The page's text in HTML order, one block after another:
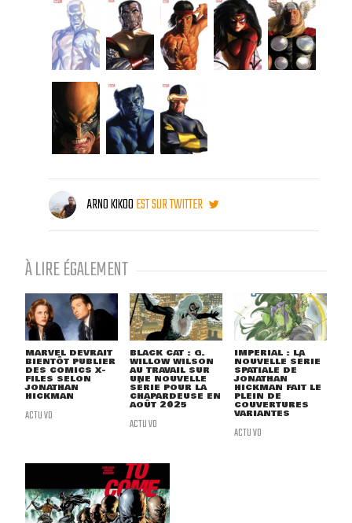
ARNO KIKOOEST SUR TWITTER
À LIRE ÉGALEMENT
MARVEL DEVRAIT
BIENTÔT PUBLIER
DES COMICS X-
FILES SELON
JONATHAN
HICKMAN
ACTU VO
BLACK CAT : G.
WILLOW WILSON
AU TRAVAIL SUR
UNE NOUVELLE
SÉRIE POUR LA
CHAPARDEUSE EN
AOÛT 2025
ACTU VO
IMPERIAL : LA
NOUVELLE SÉRIE
SPATIALE DE
JONATHAN
HICKMAN FAIT LE
PLEIN DE
COUVERTURES
VARIANTES
ACTU VO